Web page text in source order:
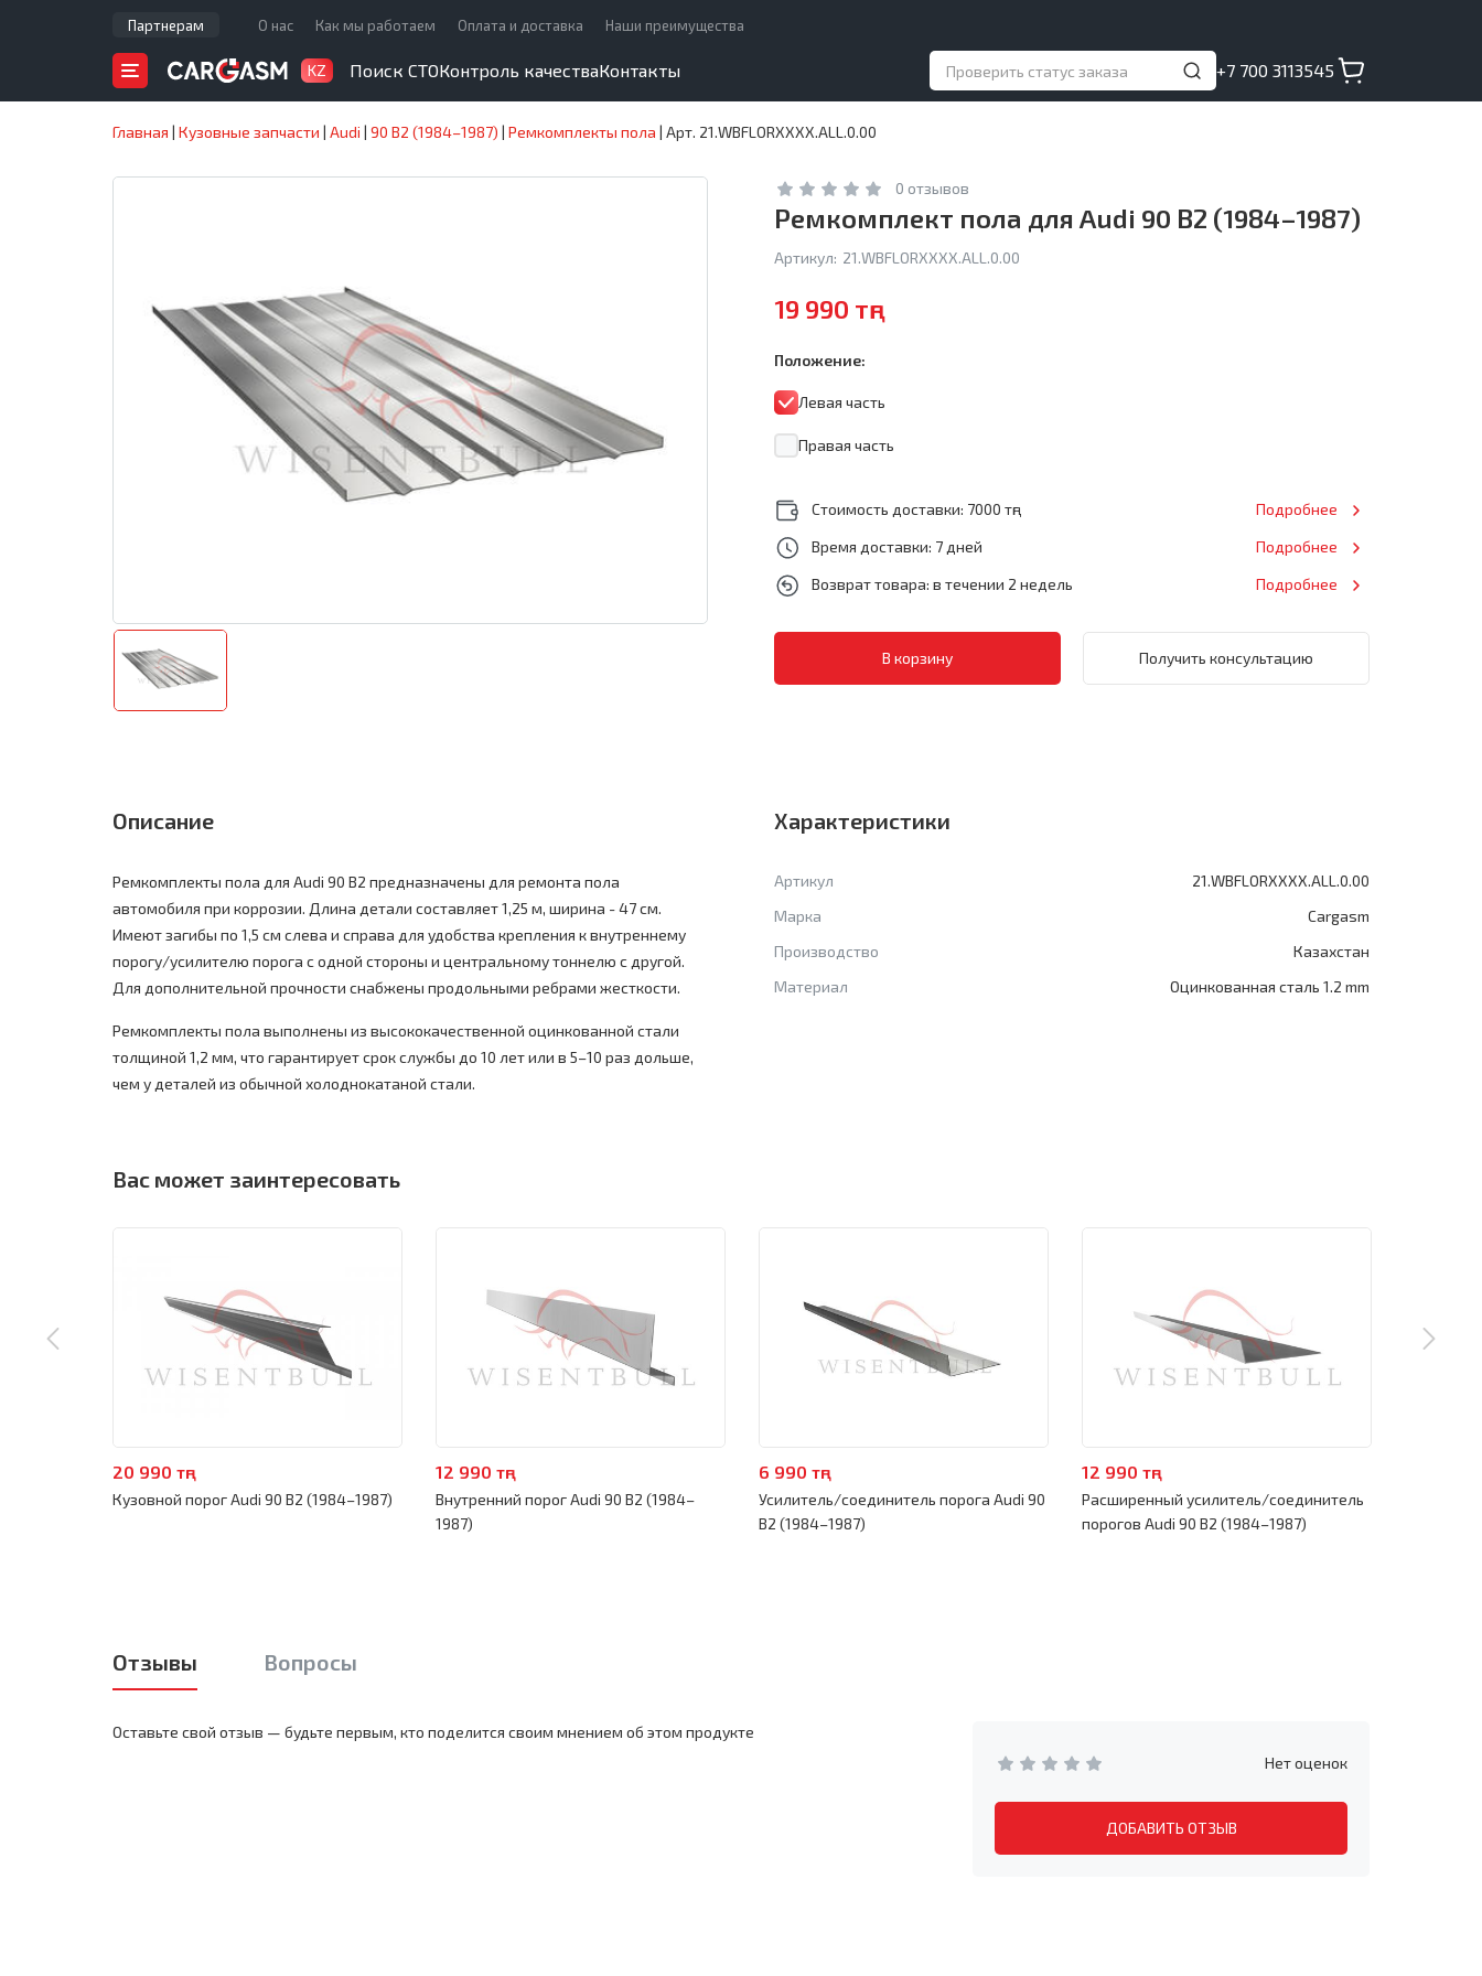
Партнерам О нас Как мы работаем Оплата и доставка Наши преимущества
KZ Поиск СТОКонтроль качестваКонтакты +7 700 3113545
Главная | Кузовные запчасти | Audi | 90 B2 (1984–1987) | Ремкомплекты пола | Арт. 21.WBFLORXXXX.ALL.0.00
0 отзывов
Ремкомплект пола для Audi 90 B2 (1984–1987)
Артикул: 21.WBFLORXXXX.ALL.0.00
19 990 тңг
Положение:
Левая часть
Правая часть
Стоимость доставки: 7000 тңг
Подробнее
Время доставки: 7 дней
Подробнее
Возврат товара: в течении 2 недель
Подробнее
Получить консультацию
Описание
Ремкомплекты пола для Audi 90 B2 предназначены для ремонта пола
автомобиля при коррозии. Длина детали составляет 1,25 м, ширина - 47 см.
Имеют загибы по 1,5 см слева и справа для удобства крепления к внутреннему
порогу/усилителю порога с одной стороны и центральному тоннелю с другой.
Для дополнительной прочности снабжены продольными ребрами жесткости.
Ремкомплекты пола выполнены из высококачественной оцинкованной стали
толщиной 1,2 мм, что гарантирует срок службы до 10 лет или в 5–10 раз дольше,
чем у деталей из обычной холоднокатаной стали.
Характеристики
Артикул
21.WBFLORXXXX.ALL.0.00
Марка
Cargasm
Производство
Казахстан
Материал
Оцинкованная сталь 1.2 mm
Вас может заинтересовать
20 990 тңг
Кузовной порог Audi 90 B2 (1984–1987)
12 990 тңг
Внутренний порог Audi 90 B2 (1984–
1987)
6 990 тңг
Усилитель/соединитель порога Audi 90
B2 (1984–1987)
12 990 тңг
Расширенный усилитель/соединитель
порогов Audi 90 B2 (1984–1987)
Отзывы Вопросы
Нет оценок
ДОБАВИТЬ ОТЗЫВ
Оставьте свой отзыв — будьте первым, кто поделится своим мнением об этом продукте